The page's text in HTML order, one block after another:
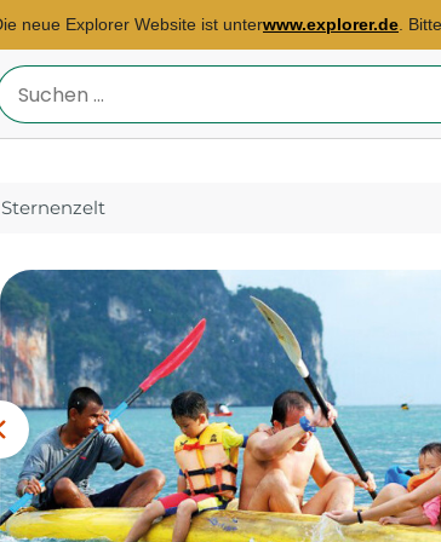
neue Explorer Website ist unterwww.explorer.de .
Reiseland
eingeben
Reisebüro Mannheim
E-Mail:
patricia.zeller@explorer.de
Ägypten, Marokko,
Südafrika...